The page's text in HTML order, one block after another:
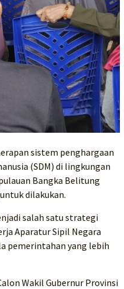
sistem penghargaan
(SDM) di lingkungan
Bangka Belitung
dilakukan.
salah satu strategi
Aparatur Sipil Negara
pemerintahan yang lebih
Wakil Gubernur Provinsi